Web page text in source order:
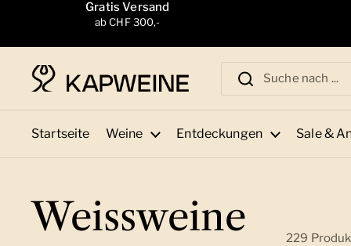
Zum Inhalt springenGratis Versand
ab CHF 300,-
Startseite Weine Entdeckungen Sale &
Weissweine 229